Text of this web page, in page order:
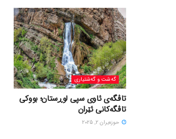
گه‌شت و گه‌شتیاری
تاڤگەی ئاوی سپی لوڕستان؛ بووکی
تاڤگەکانی ئێران
حوزه‌یران 2, 2025